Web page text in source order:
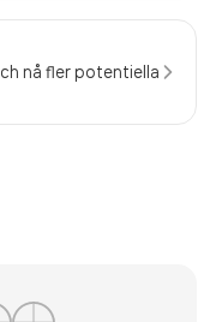
nå fler potentiella